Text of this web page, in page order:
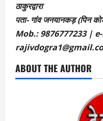
ठाकुरद्वारा
पता- गांव जनयानकड़ (पिन
Mob.: 9876777233 |
ABOUT THE AUTHOR